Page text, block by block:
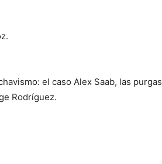
el caso Alex Saab, las purgas
Rodríguez.